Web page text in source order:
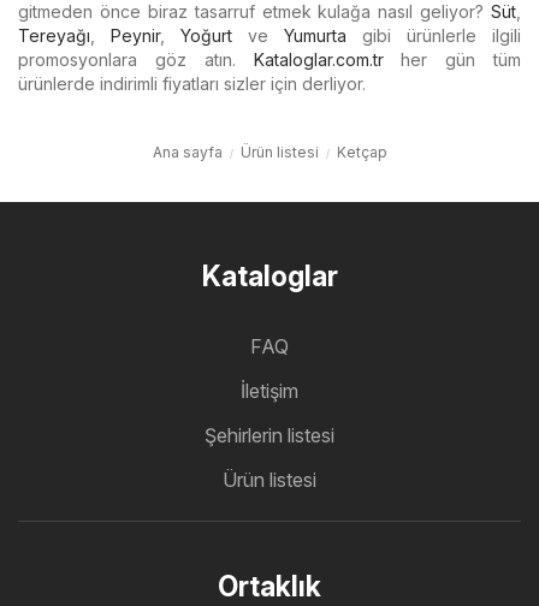
gitmeden önce biraz tasarruf etmek kulağa nasıl geliyor? Süt
Tereyağı
Peynir, Yoğurt ve Yumurta gibi ürünlerle ilgili
promosyonlara göz atın. Kataloglar.com.trher gün tüm
ürünlerde indirimli fiyatları sizler için derliyor.
Ana sayfa Ürün listesi Ketçap
Kataloglar
FAQ
İletişim
Şehirlerin listesi
Ürün listesi
Ortaklık